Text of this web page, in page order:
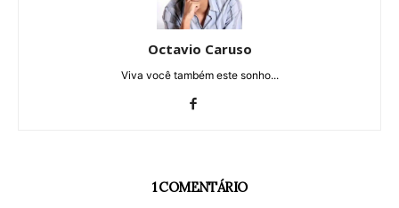
Octavio Caruso
Viva você também este sonho...
1 COMENTÁRIO